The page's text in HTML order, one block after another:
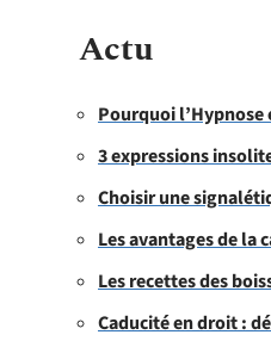
Actu
Pourquoi l’Hypnose
3 expressions
Choisir une
Les avantages de la
Les recettes des
Caducité en droit :